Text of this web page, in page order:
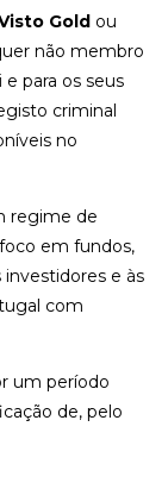
Gold ou
não membro
e para os seus
criminal
no
regime de
em fundos,
e às
com
um período
de, pelo